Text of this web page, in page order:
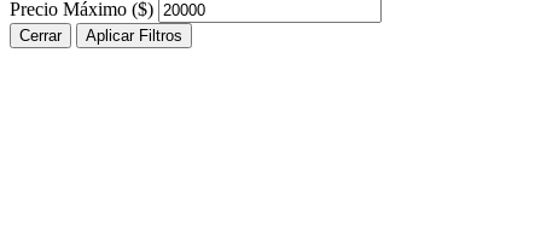
Precio Máximo ($)
Cerrar Aplicar Filtros